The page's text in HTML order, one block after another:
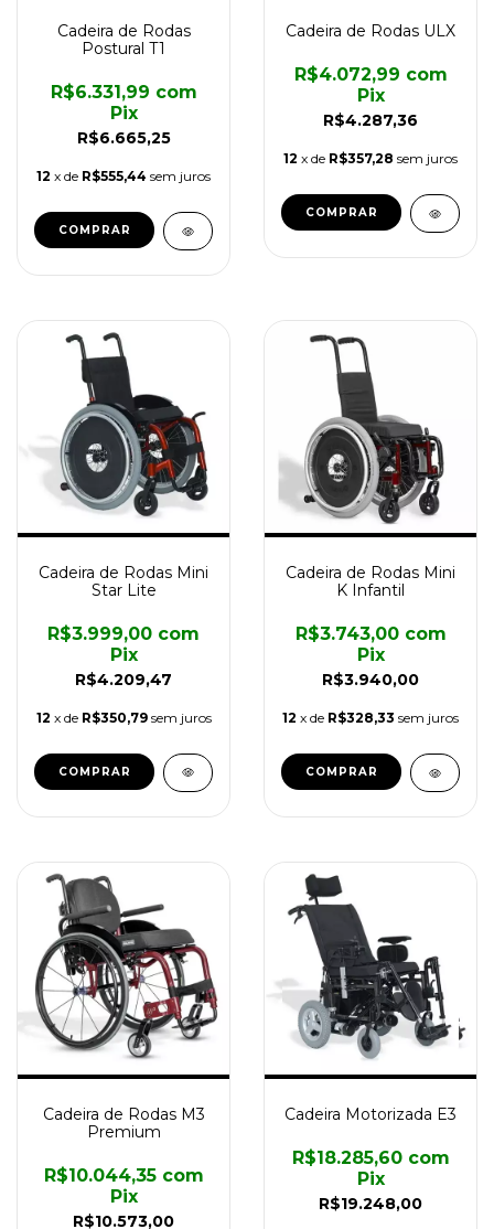
Cadeira de Rodas
Postural T1
R$6.665,25
R$6.331,99 com
Pix
12 x de R$555,44 sem juros
COMPRAR
Cadeira de Rodas ULX
R$4.287,36
R$4.072,99 com
Pix
12 x de R$357,28 sem juros
COMPRAR
Cadeira de Rodas Mini
Star Lite
R$4.209,47
R$3.999,00 com
Pix
12 x de R$350,79 sem juros
COMPRAR
Cadeira de Rodas Mini
K Infantil
R$3.940,00
R$3.743,00 com
Pix
12 x de R$328,33 sem juros
COMPRAR
Cadeira de Rodas M3
Premium
R$10.573,00
R$10.044,35 com
Pix
Cadeira Motorizada E3
R$19.248,00
R$18.285,60 com
Pix